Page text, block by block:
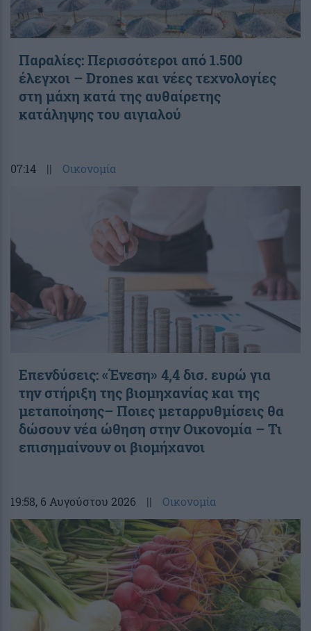
Παραλίες: Περισσότεροι από 1.500
έλεγχοι – Drones και νέες τεχνολογίες
στη μάχη κατά της αυθαίρετης
κατάληψης του αιγιαλού
07:14 || Οικονομία
Επενδύσεις: «Ένεση» 4,4 δισ. ευρώ για
την στήριξη της βιομηχανίας και της
μεταποίησης– Ποιες μεταρρυθμίσεις θα
δώσουν νέα ώθηση στην Οικονομία – Τι
επισημαίνουν οι βιομήχανοι
19:58, 6 Αυγούστου 2026 || Οικονομία